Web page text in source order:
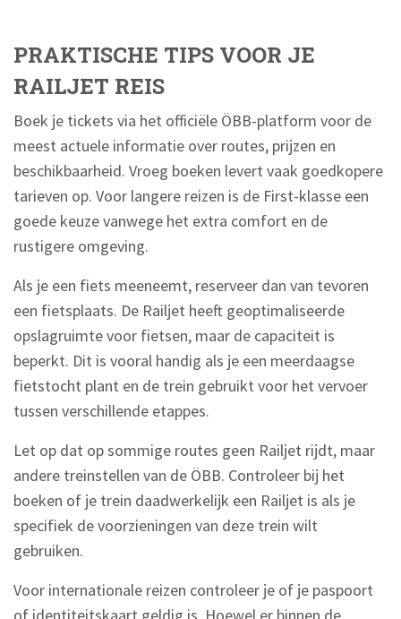
PRAKTISCHE TIPS VOOR JE
RAILJET REIS
Boek je tickets via het officiële ÖBB-platform voor de
meest actuele informatie over routes, prijzen en
beschikbaarheid. Vroeg boeken levert vaak goedkopere
tarieven op. Voor langere reizen is de First-klasse een
goede keuze vanwege het extra comfort en de
rustigere omgeving.
Als je een fiets meeneemt, reserveer dan van tevoren
een fietsplaats. De Railjet heeft geoptimaliseerde
opslagruimte voor fietsen, maar de capaciteit is
beperkt. Dit is vooral handig als je een meerdaagse
fietstocht plant en de trein gebruikt voor het vervoer
tussen verschillende etappes.
Let op dat op sommige routes geen Railjet rijdt, maar
andere treinstellen van de ÖBB. Controleer bij het
boeken of je trein daadwerkelijk een Railjet is als je
specifiek de voorzieningen van deze trein wilt
gebruiken.
Voor internationale reizen controleer je of je paspoort